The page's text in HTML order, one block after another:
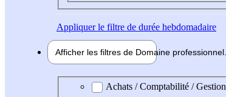
Appliquerle filtre de durée hebdomadaire
Afficher les filtres de Domaine professionnel
Domaine professionel
Achats / Comptabilité / Gestion